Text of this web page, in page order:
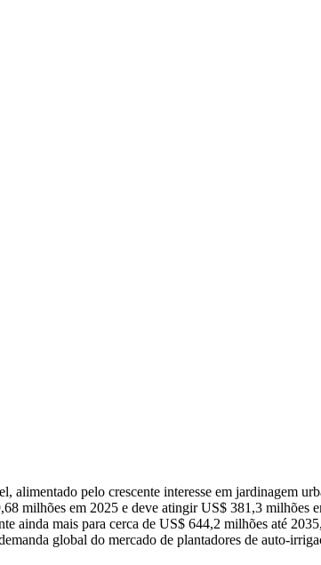
pelo crescente interesse em jardinagem
milhões em 2025 e deve atingir US$ 381,3 milhões
ainda mais para cerca de US$ 644,2 milhões até
global do mercado de plantadores de auto-